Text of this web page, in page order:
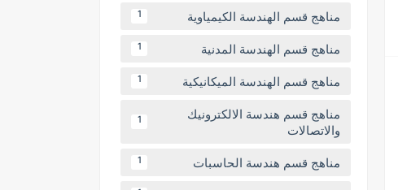
مناهج قسم الهندسة الكيمياوية 1
مناهج قسم الهندسة المدنية 1
مناهج قسم الهندسة الميكانيكية 1
مناهج قسم هندسة الالكترونيك
والاتصالات
1
مناهج قسم هندسة الحاسبات 1